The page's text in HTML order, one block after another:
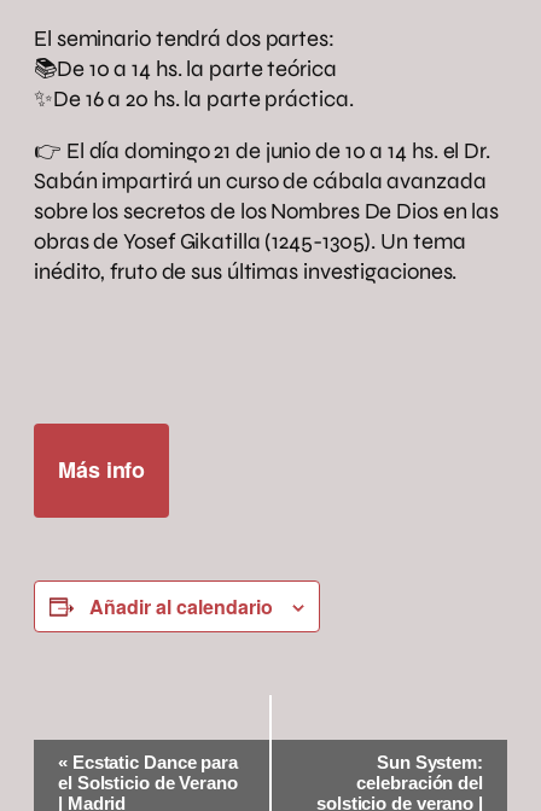
El seminario tendrá dos partes:
📚De 10 a 14 hs. la parte teórica
✨De 16 a 20 hs. la parte práctica.
👉 El día domingo 21 de junio de 10 a 14 hs. el Dr.
Sabán impartirá un curso de cábala avanzada
sobre los secretos de los Nombres De Dios en las
obras de Yosef Gikatilla (1245-1305). Un tema
inédito, fruto de sus últimas investigaciones.
Más info
Añadir al calendario
Navegación
del
Evento
«Ecstatic Dance para
el Solsticio de Verano
| Madrid
Sun System:
celebración del
solsticio de verano |